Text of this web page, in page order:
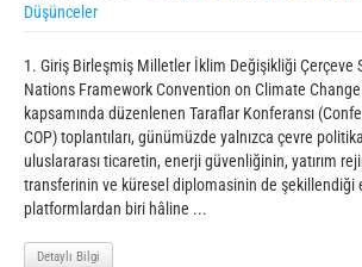
Düşünceler
1. Giriş Birleşmiş Milletler İklim Değişikliği Çerçeve
Nations Framework Convention on Climate Change
kapsamında düzenlenen Taraflar Konferansı
COP) toplantıları, günümüzde yalnızca çevre
uluslararası ticaretin, enerji güvenliğinin, yatırım
transferinin ve küresel diplomasinin de şekillendiği
platformlardan biri hâline ...
Detaylı Bilgi